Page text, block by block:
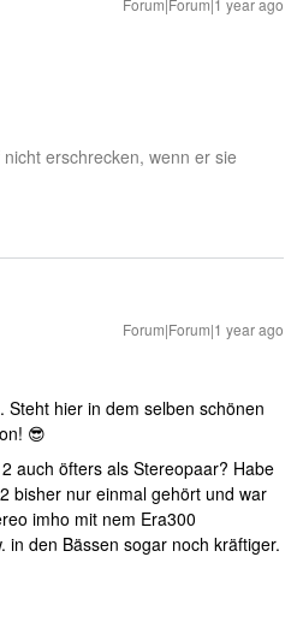
erschrecken, wenn er sie
Forum|Forum|1 year ago
hier in dem selben schönen
😎
auch öfters als Stereopaar? Habe
bisher nur einmal gehört und war
imho mit nem Era300
in den Bässen sogar noch kräftiger.